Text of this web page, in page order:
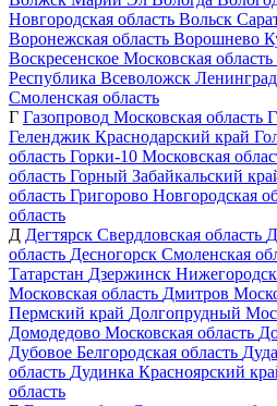
Новгородская область Вольск
Воронежская область Ворошнево
Воскресенское Московская область
Республика Всеволожск
Смоленская область
Г Газопровод Московская область
Геленджик Краснодарский край
область Горки-10 Московская
область Горный Забайкальский
область Григорово Новгородская
область
Д Дегтярск Свердловская область
область Десногорск Смоленская
Татарстан Дзержинск
Московская область Дмитров
Пермский край Долгопрудный
Домодедово Московская область
Дубовое Белгородская область
область Дудинка Красноярский
область